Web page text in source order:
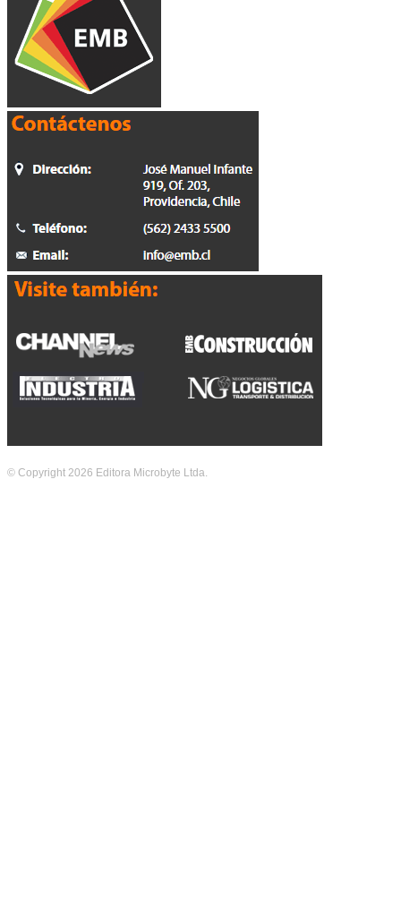
© Copyright 2026 Editora Microbyte Ltda.